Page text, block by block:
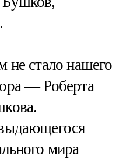
.
не стало нашего
— Роберта
мира